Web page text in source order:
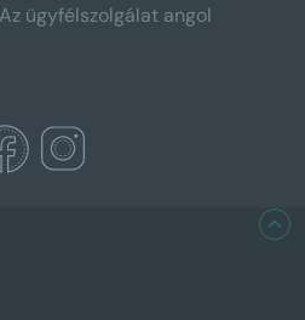
ügyfélszolgálat angol